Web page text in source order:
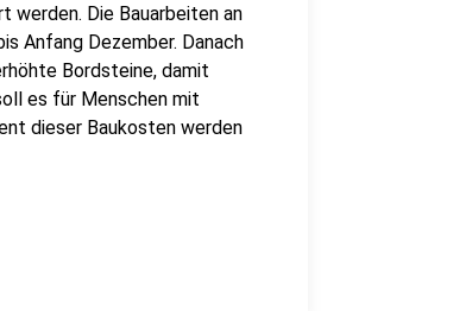
werden. Die Bauarbeiten an
Anfang Dezember. Danach
Bordsteine, damit
es für Menschen mit
dieser Baukosten werden